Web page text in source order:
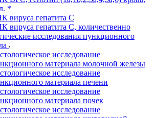
*
вируса гепатита C
вируса гепатита C, количественно
исследования пункционного
исследование
материала молочной железы
исследование
материала печени
исследование
материала почек
исследование